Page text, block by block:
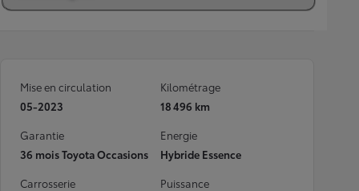
Mise en circulation
05-2023
Kilométrage
18 496 km
Garantie
36 mois Toyota Occasions
Energie
Hybride Essence
Carrosserie
Puissance